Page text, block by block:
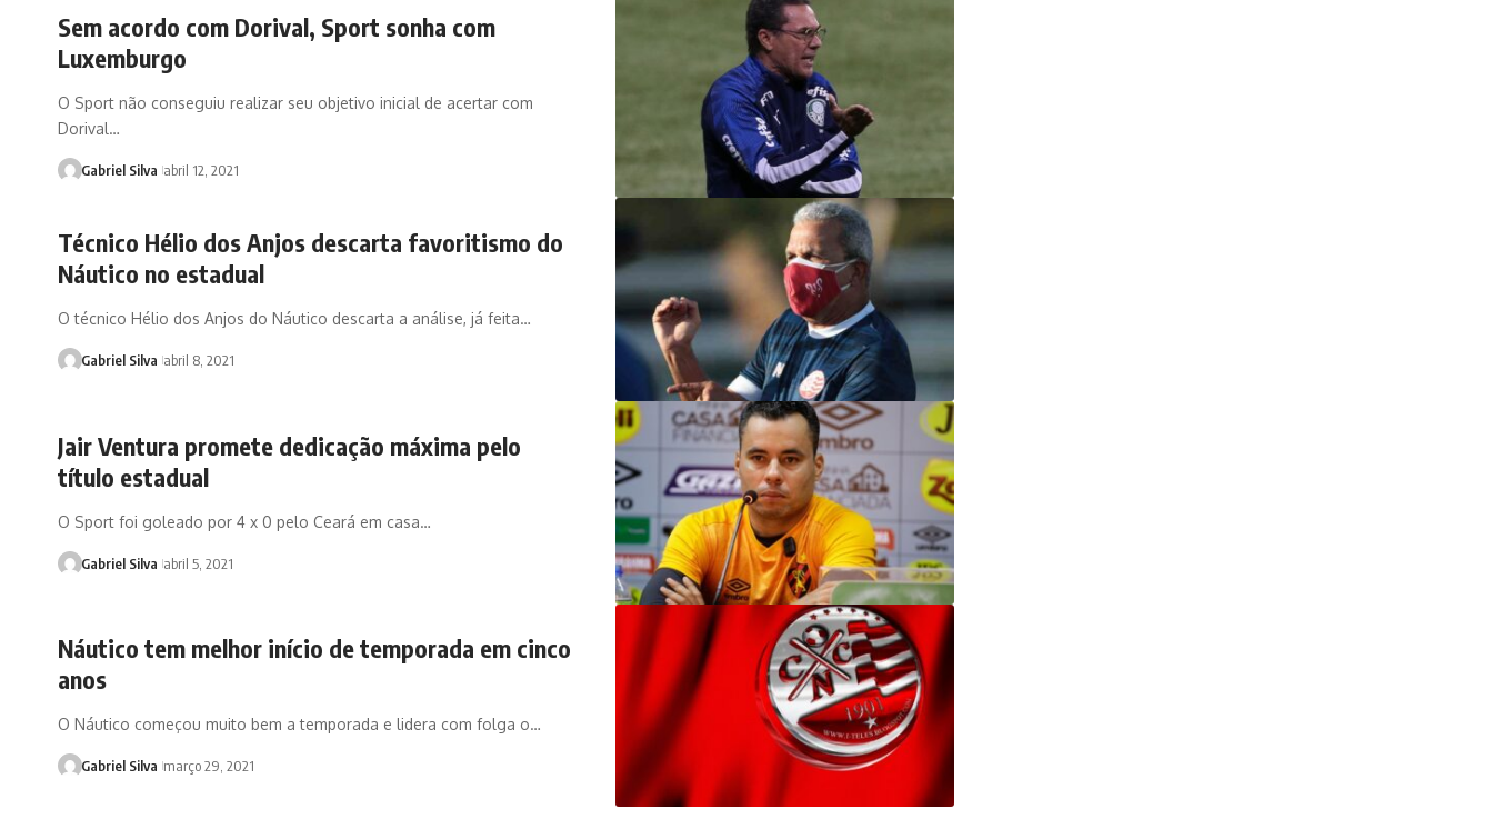
Sem acordo com Dorival, Sport sonha com
Luxemburgo
O Sport não conseguiu realizar seu objetivo inicial de acertar com
Dorival…
Gabriel Silva abril 12, 2021
Técnico Hélio dos Anjos descarta favoritismo do
Náutico no estadual
O técnico Hélio dos Anjos do Náutico descarta a análise, já feita…
Gabriel Silva abril 8, 2021
Jair Ventura promete dedicação máxima pelo
título estadual
O Sport foi goleado por 4 x 0 pelo Ceará em casa…
Gabriel Silva abril 5, 2021
Náutico tem melhor início de temporada em cinco
anos
O Náutico começou muito bem a temporada e lidera com folga o…
Gabriel Silva março 29, 2021